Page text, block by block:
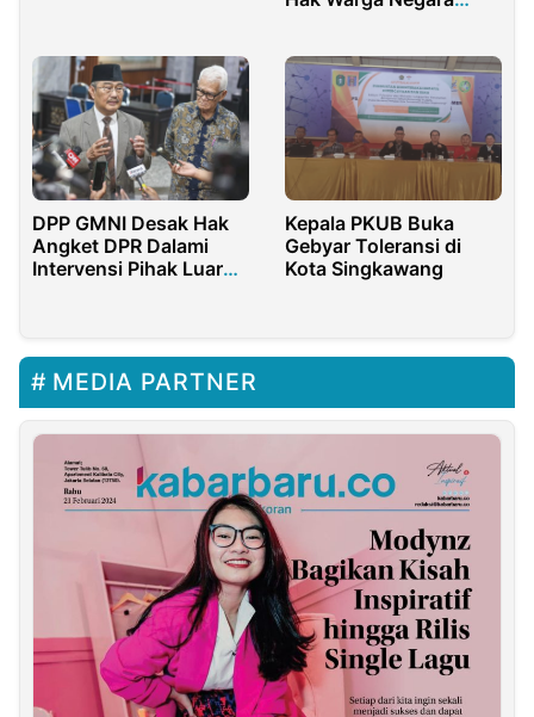
DPP GMNI Desak Hak
Angket DPR Dalami
Intervensi Pihak Luar
Kepala PKUB Buka
Gebyar Toleransi di
Kota Singkawang
MEDIA PARTNER